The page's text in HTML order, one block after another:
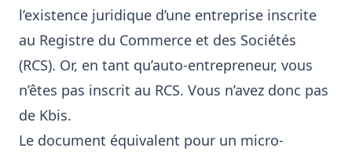
l’existence juridique d’une entreprise inscrite
au Registre du Commerce et des Sociétés
(RCS). Or, en tant qu’auto-entrepreneur, vous
n’êtes pas inscrit au RCS. Vous n’avez donc pas
de Kbis.
Le document équivalent pour un micro-